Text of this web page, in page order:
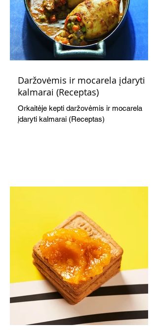
Daržovėmis ir mocarela įdaryti
kalmarai (Receptas)
Orkaitėje kepti daržovėmis ir mocarela
įdaryti kalmarai (Receptas)